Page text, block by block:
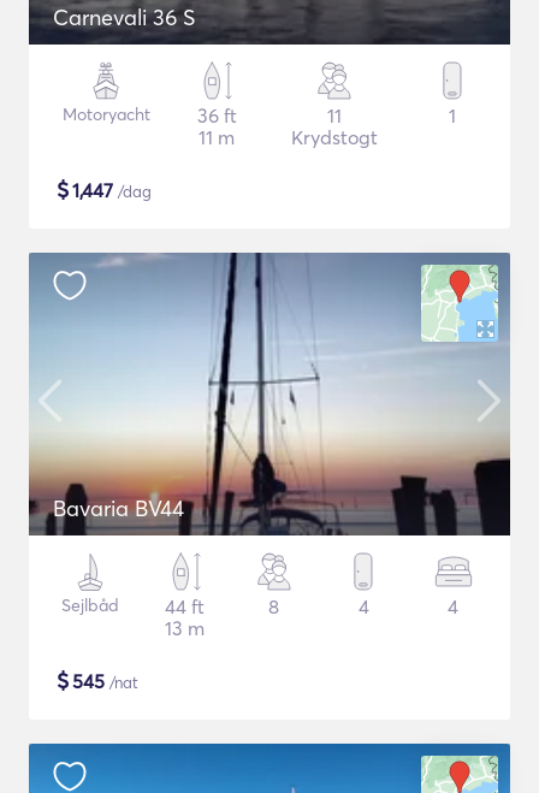
Carnevali 36 S
Motoryacht
36 ft
11 m
11
Krydstogt
1
$1,447 /dag
Bavaria BV44
Sejlbåd
44 ft
13 m
8 4 4
$545 /nat